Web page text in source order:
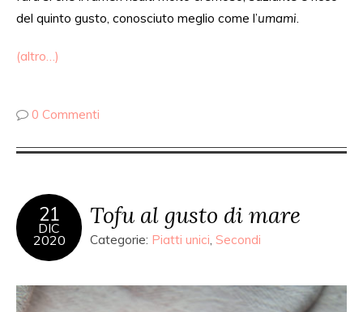
del quinto gusto, conosciuto meglio come l’umami.
(altro…)
0 Commenti
21
DIC
2020
Tofu al gusto di mare
Categorie: Piatti unici, Secondi